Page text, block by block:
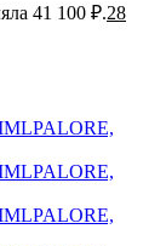
41 100 ₽.28